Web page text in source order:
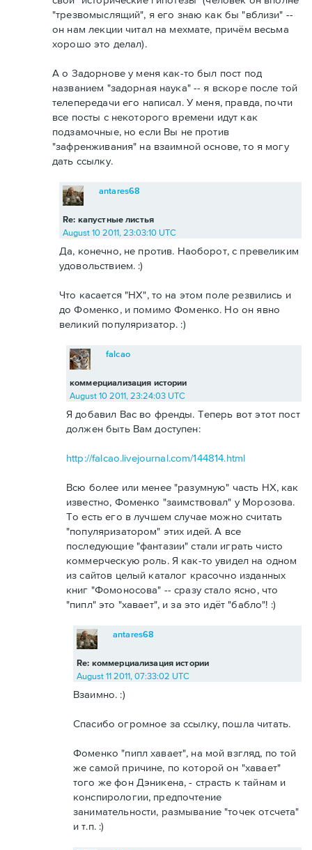
"трезвомыслящий", я его знаю как бы "вблизи" --
он нам лекции читал на мехмате, причём весьма
хорошо это делал).
А о Задорнове у меня как-то был пост под
названием "задорная наука" -- я вскоре после той
телепередачи его написал. У меня, правда, почти
все посты с некоторого времени идут как
подзамочные, но если Вы не против
"зафренживания" на взаимной основе, то я могу
дать ссылку.
Re: капустные листья
antares68
August 10 2011, 23:03:10 UTC
Да, конечно, не против. Наоборот, с превеликим
удовольствием. :)
Что касается "НХ", то на этом поле резвились и
до Фоменко, и помимо Фоменко. Но он явно
великий популяризатор. :)
коммерциализация истории
falcao
August 10 2011, 23:24:03 UTC
Я добавил Вас во френды. Теперь вот этот пост
должен быть Вам доступен:
http://falcao.livejournal.com/144814.html
Всю более или менее "разумную" часть НХ, как
известно, Фоменко "заимствовал" у Морозова.
То есть его в лучшем случае можно считать
"популяризатором" этих идей. А все
последующие "фантазии" стали играть чисто
коммерческую роль. Я как-то увидел на одном
из сайтов целый каталог красочно изданных
книг "Фомоносова" -- сразу стало ясно, что
"пипл" это "хавает", и за это идёт "бабло"! :)
Re: коммерциализация истории
antares68
August 11 2011, 07:33:02 UTC
Взаимно. :)
Спасибо огромное за ссылку, пошла читать.
Фоменко "пипл хавает", на мой взгляд, по той
же самой причине, по которой он "хавает"
того же фон Дэникена, - страсть к тайнам и
конспирологии, предпочтение
занимательности, размывание "точек отсчета"
и т.п. :)